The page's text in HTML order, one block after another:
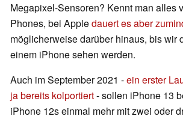
Megapixel-Sensoren? Kennt man alles
Phones, bei Appledauert es aber
möglicherweise darüber hinaus, bis wir
einem iPhone sehen werden.
Auch im September 2021 -ein erster
ja bereits kolportiert- sollen iPhone 13
iPhone 12s einmal mehr mit zwei oder